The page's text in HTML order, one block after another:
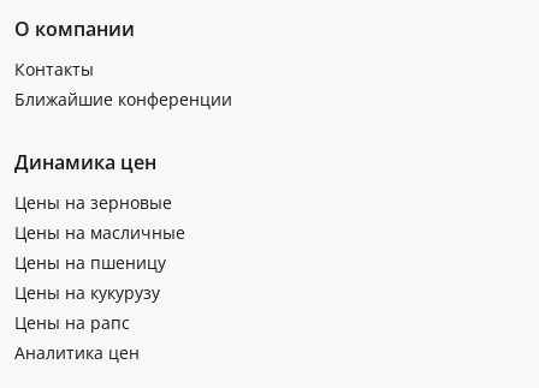
О компании
Контакты
Ближайшие конференции
Динамика цен
Цены на зерновые
Цены на масличные
Цены на пшеницу
Цены на кукурузу
Цены на рапс
Аналитика цен